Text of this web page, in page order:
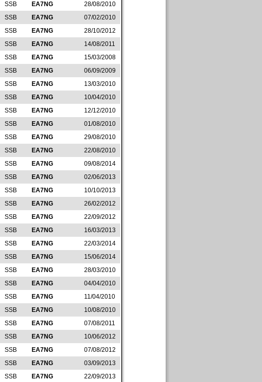
SSB EA7NG
28/08/2010
SSB EA7NG
07/02/2010
SSB EA7NG
28/10/2012
SSB EA7NG
14/08/2011
SSB EA7NG
15/03/2008
SSB EA7NG
06/09/2009
SSB EA7NG
13/03/2010
SSB EA7NG
10/04/2010
SSB EA7NG
12/12/2010
SSB EA7NG
01/08/2010
SSB EA7NG
29/08/2010
SSB EA7NG
22/08/2010
SSB EA7NG
09/08/2014
SSB EA7NG
02/06/2013
SSB EA7NG
10/10/2013
SSB EA7NG
26/02/2012
SSB EA7NG
22/09/2012
SSB EA7NG
16/03/2013
SSB EA7NG
22/03/2014
SSB EA7NG
15/06/2014
SSB EA7NG
28/03/2010
SSB EA7NG
04/04/2010
SSB EA7NG
11/04/2010
SSB EA7NG
10/08/2010
SSB EA7NG
07/08/2011
SSB EA7NG
10/06/2012
SSB EA7NG
07/08/2012
SSB EA7NG
03/09/2013
SSB EA7NG
22/09/2013